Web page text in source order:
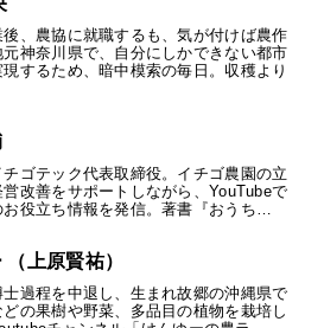
後、農協に就職するも、気が付けば農作
神奈川県で、自分にしかできない都市
するため、暗中模索の毎日。収穫より
ゴテック代表取締役。イチゴ農園の立
営改善をサポートしながら、YouTubeで
役立ち情報を発信。著書『おうち…
上原賢祐）
士過程を中退し、生まれ故郷の沖縄県で
どの果樹や野菜、多品目の植物を栽培し